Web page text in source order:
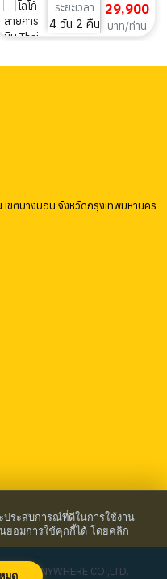
ระยะเวลา
4 วัน 2 คืน
29,900
บาท/ท่าน
ขตบางบอน จังหวัดกรุงเทพมหานคร
GO ANYWHERE CO.,LTD.
ประสบการณ์ที่ดีในการใช้งาน
ยอมการใช้คุกกี้ได้ โดยคลิก
มด